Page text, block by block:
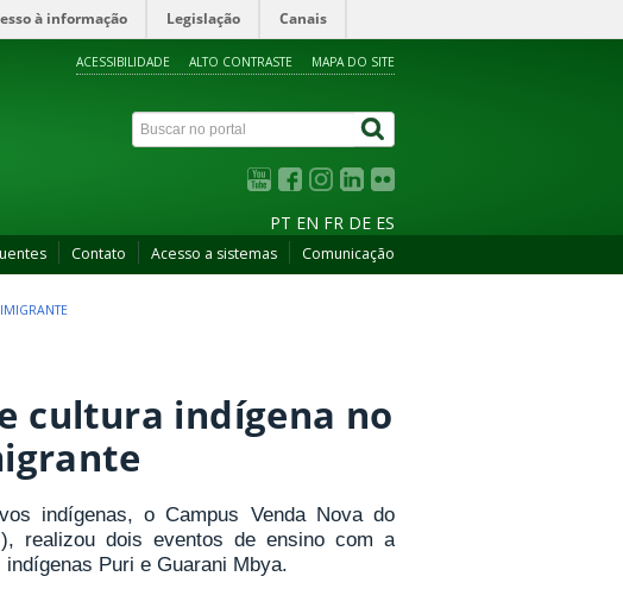
à informação Legislação Canais
ACESSIBILIDADE ALTO CONTRASTE MAPA DO SITE
PT EN FR DE ES
Contato Acesso a sistemas Comunicação
cultura indígena no
indígenas, o Campus Venda Nova do
realizou dois eventos de ensino com a
Puri e Guarani Mbya.